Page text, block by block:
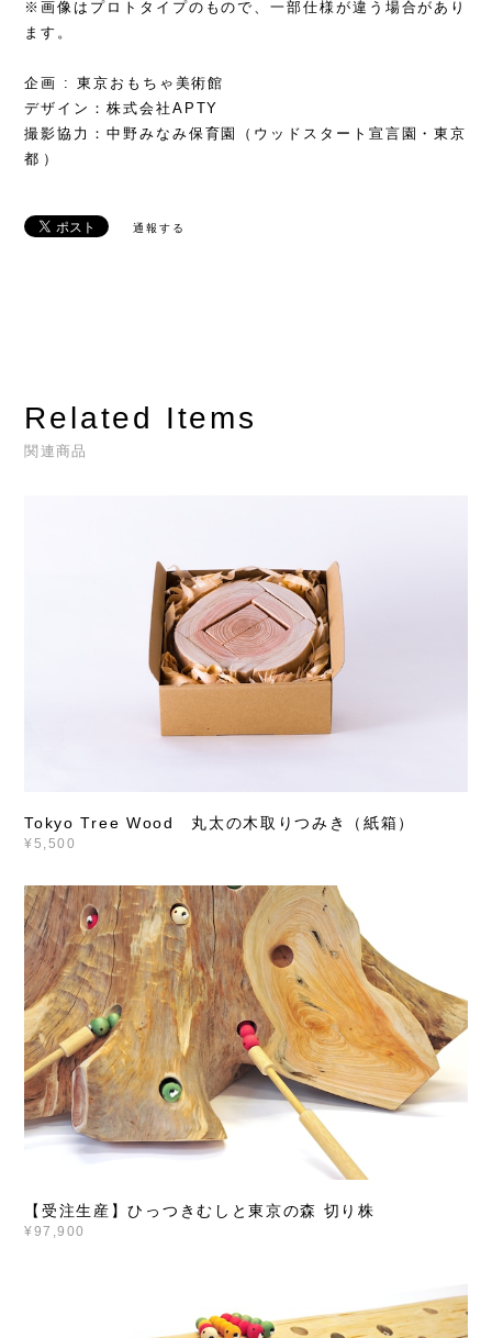
※画像はプロトタイプのもので、一部仕様が違う場合があり
ます。
企画 : 東京おもちゃ美術館
デザイン：株式会社APTY
撮影協力：中野みなみ保育園（ウッドスタート宣言園・東京
都）
通報する
Related Items
関連商品
Tokyo Tree Wood 丸太の木取りつみき（紙箱）
¥5,500
【受注生産】ひっつきむしと東京の森 切り株
¥97,900